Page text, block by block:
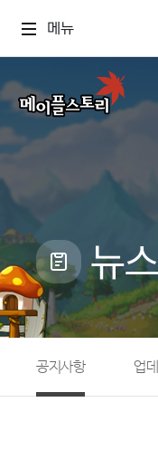
메뉴
뉴스
공지사항 업